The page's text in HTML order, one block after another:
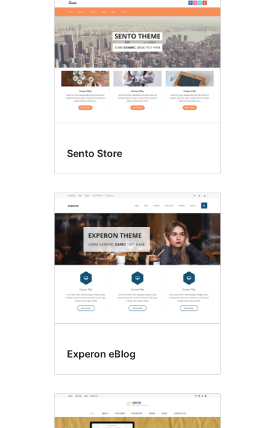
Sento Store
Experon eBlog